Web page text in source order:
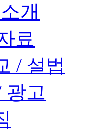
개
료
/ 설법
광고